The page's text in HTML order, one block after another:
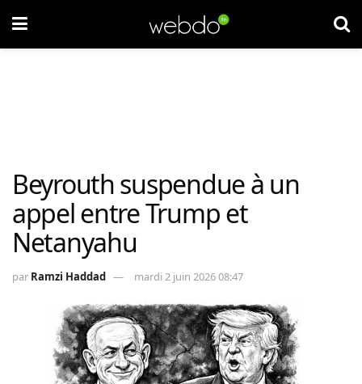
Beyrouth suspendue à un
appel entre Trump et
Netanyahu
par Ramzi Haddad mardi 2 juin 2026 08:47